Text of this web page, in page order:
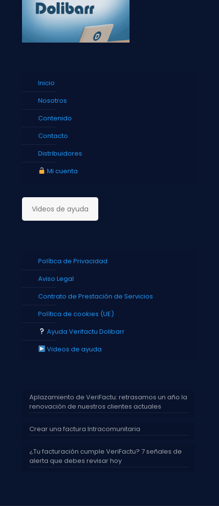
Inicio
Nosotros
Contenido
Contacto
Distribuidores
Mi cuenta
Videos de ayuda
Política de Privacidad
Aviso Legal
Contrato de Prestación de Servicios
Política de cookies (UE)
Ayuda Verifactu Dolibarr
Videos de ayuda
Aplazamiento de VeriFactu: retrasamos un año la
renovación de nuestros clientes actuales
Crear una factura Intracomunitaria
¿Tu facturación cumple VeriFactu? 7 señales de
alerta que debes revisar hoy